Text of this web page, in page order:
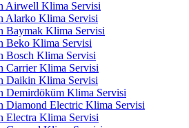
Airwell Klima Servisi
Alarko Klima Servisi
Baymak Klima Servisi
Beko Klima Servisi
Bosch Klima Servisi
Carrier Klima Servisi
Daikin Klima Servisi
Demirdöküm Klima Servisi
Diamond Electric Klima Servisi
Electra Klima Servisi